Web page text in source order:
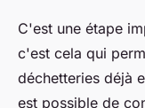
C'est une étape
c'est cela qui
déchetteries déjà
est possible de